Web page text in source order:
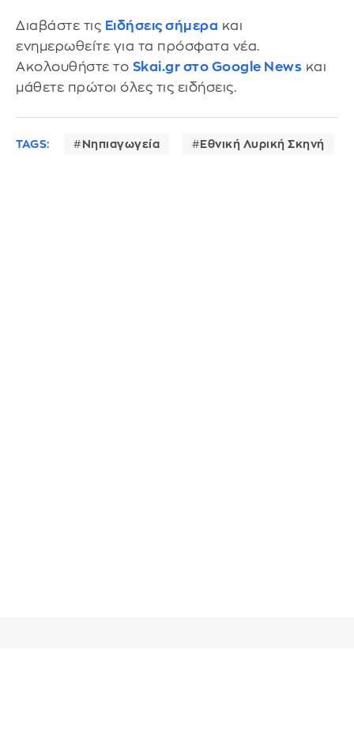
Διαβάστε τις Ειδήσεις σήμερα και
ενημερωθείτε για τα πρόσφατα νέα.
Ακολουθήστε το Skai.gr στο Google News και
μάθετε πρώτοι όλες τις ειδήσεις.
TAGS: Νηπιαγωγεία Εθνική Λυρική Σκηνή